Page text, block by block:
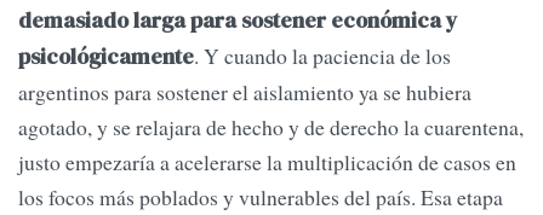
demasiado larga para sostener económica y
psicológicamente. Y cuando la paciencia de los
argentinos para sostener el aislamiento ya se hubiera
agotado, y se relajara de hecho y de derecho la cuarentena,
justo empezaría a acelerarse la multiplicación de casos en
los focos más poblados y vulnerables del país. Esa etapa